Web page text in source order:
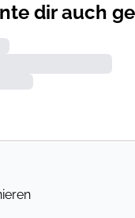
dir auch